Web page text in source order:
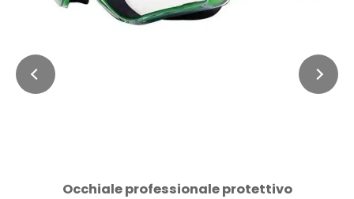
Occhiale professionale protettivo